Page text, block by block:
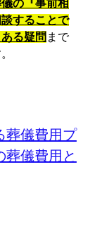
の『事前相
することで
る疑問 まで
葬儀費用プ
葬儀費用と